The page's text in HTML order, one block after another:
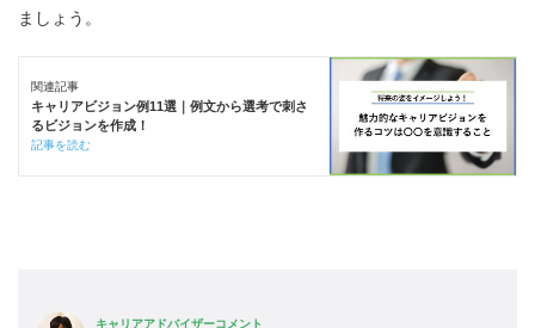
ましょう。
関連記事
キャリアビジョン例11選｜例文から選考で刺さ
るビジョンを作成！
記事を読む
キャリアアドバイザーコメント